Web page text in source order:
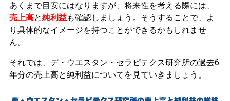
あくまで目安にはなりますが、将来性を考える際には、
売上高と純利益も確認しましょう。そうすることで、よ
り具体的なイメージを持つことができるかもしれませ
ん。
それでは、デ・ウエスタン・セラピテクス研究所の過去6
年分の売上高と純利益についてを見ていきましょう。